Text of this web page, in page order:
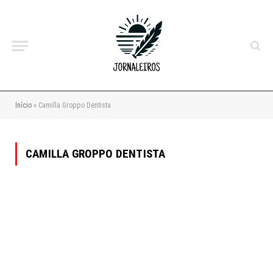
Início » Camilla Groppo Dentista
CAMILLA GROPPO DENTISTA